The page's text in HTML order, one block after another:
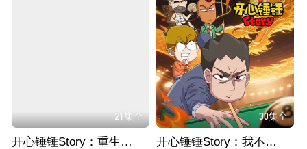
21集全
开心锤锤Story：重生之我送外卖从不超时
30集全
开心锤锤Story：我不是杆神